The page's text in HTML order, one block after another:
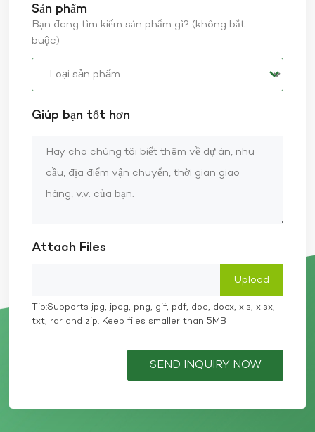
Sản phẩm
Bạn đang tìm kiếm sản phẩm gì? (không bắt
buộc)
Giúp bạn tốt hơn
Attach Files
Tip:Supports jpg, jpeg, png, gif, pdf, doc, docx, xls, xlsx,
txt, rar and zip. Keep files smaller than 5MB
SEND INQUIRY NOW